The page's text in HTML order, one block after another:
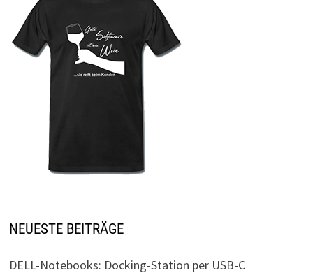
NEUESTE BEITRÄGE
DELL-Notebooks: Docking-Station per USB-C